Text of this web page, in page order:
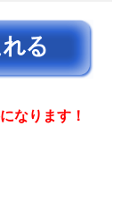
なります！